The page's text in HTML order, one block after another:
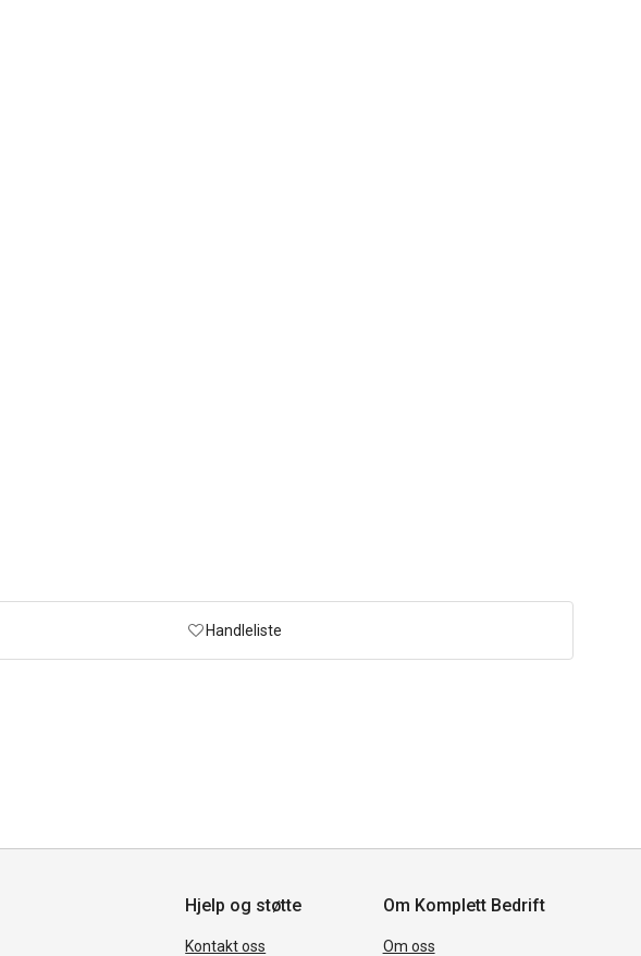
Handleliste
Hjelp og støtte
Kontakt oss
Om Komplett Bedrift
Om oss